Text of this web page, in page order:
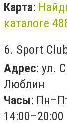
Карта:
каталоге
6. Sport
Адрес: ул.
Люблин
Часы:
14:00–20:00